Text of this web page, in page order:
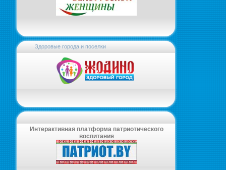
Здоровые города и поселки
Интерактивная платформа патриотического
воспитания